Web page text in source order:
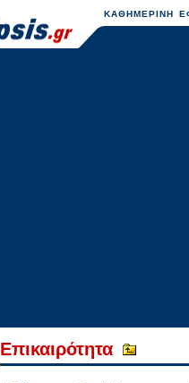
ΚΑΘΗΜΕΡΙΝΗ
Επικαιρότητα